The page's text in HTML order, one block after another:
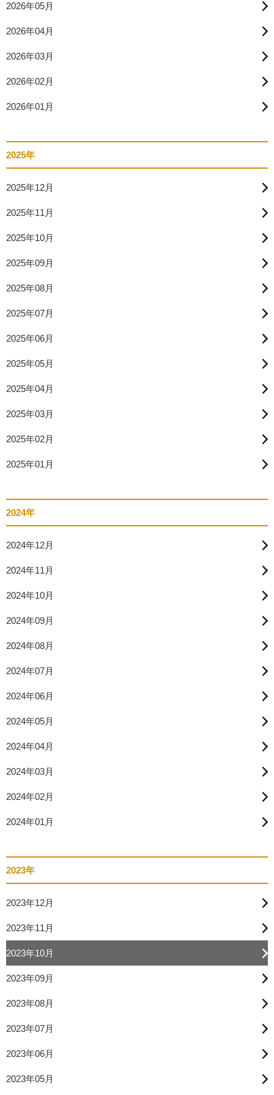
2026年05月
2026年04月
2026年03月
2026年02月
2026年01月
2025年
2025年12月
2025年11月
2025年10月
2025年09月
2025年08月
2025年07月
2025年06月
2025年05月
2025年04月
2025年03月
2025年02月
2025年01月
2024年
2024年12月
2024年11月
2024年10月
2024年09月
2024年08月
2024年07月
2024年06月
2024年05月
2024年04月
2024年03月
2024年02月
2024年01月
2023年
2023年12月
2023年11月
2023年10月
2023年09月
2023年08月
2023年07月
2023年06月
2023年05月